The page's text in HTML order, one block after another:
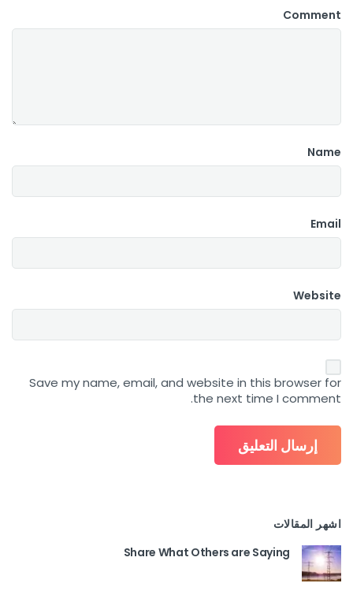
Comment
Name
Email
Website
Save my name, email, and website in this browser for
the next time I comment.
اشهر المقالات
Share What Others are Saying